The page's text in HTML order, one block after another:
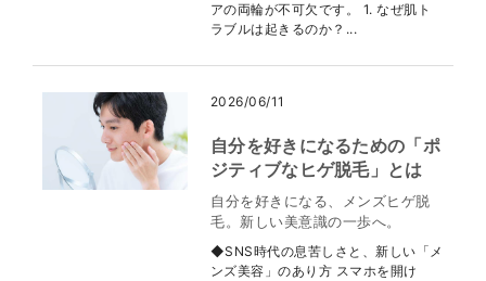
アの両輪が不可欠です。 1. なぜ肌ト
ラブルは起きるのか？...
2026/06/11
自分を好きになるための「ポ
ジティブなヒゲ脱毛」とは
自分を好きになる、メンズヒゲ脱
毛。新しい美意識の一歩へ。
◆SNS時代の息苦しさと、新しい「メ
ンズ美容」のあり方 スマホを開け